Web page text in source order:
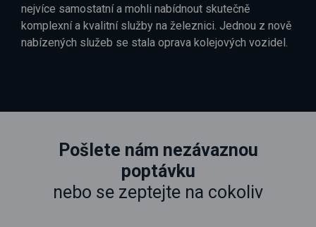
nejvíce samostatní a mohli nabídnout skutečně
komplexní a kvalitní služby na železnici. Jednou z nově
nabízených služeb se stala oprava kolejových vozidel.
Pošlete nám nezávaznou
poptávku
nebo se zeptejte na cokoliv